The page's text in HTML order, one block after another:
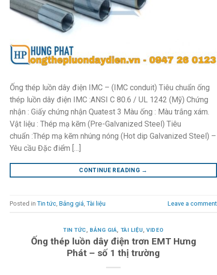
Ống thép luồn dây điện IMC – (IMC conduit) Tiêu chuẩn ống
thép luồn dây điện IMC :ANSI C 80.6 / UL 1242 (Mỹ) Chứng
nhận : Giấy chứng nhận Quatest 3 Màu ống : Màu trắng xám.
Vật liệu : Thép mạ kẽm (Pre-Galvanized Steel) Tiêu
chuẩn :Thép mạ kẽm nhúng nóng (Hot dip Galvanized Steel) –
Yêu cầu Đặc điểm […]
CONTINUE READING →
Posted in Tin tức Bảng giá Tài liệu Leave a comment
TIN TỨC, BẢNG GIÁ, TÀI LIỆU,VIDEO
Ống thép luồn dây điện trơn EMT Hưng
Phát – số 1 thị trường